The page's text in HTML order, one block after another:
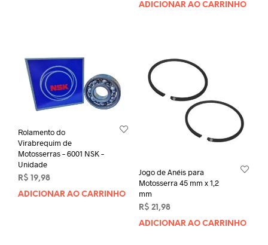
ADICIONAR AO CARRINHO
Rolamento do
Virabrequim de
Motosserras – 6001 NSK –
Unidade
R$ 19,98
ADICIONAR AO CARRINHO
Jogo de Anéis para
Motosserra 45 mm x 1,2
mm
R$ 21,98
ADICIONAR AO CARRINHO